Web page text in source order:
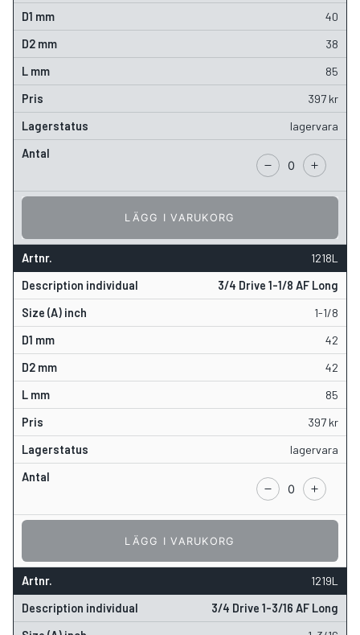
40
38
85
397 kr
lagervara
LÄGG I VARUKORG
1218L
3/4 Drive 1-1/8 AF Long
1-1/8
42
42
85
397 kr
lagervara
LÄGG I VARUKORG
1219L
3/4 Drive 1-3/16 AF Long